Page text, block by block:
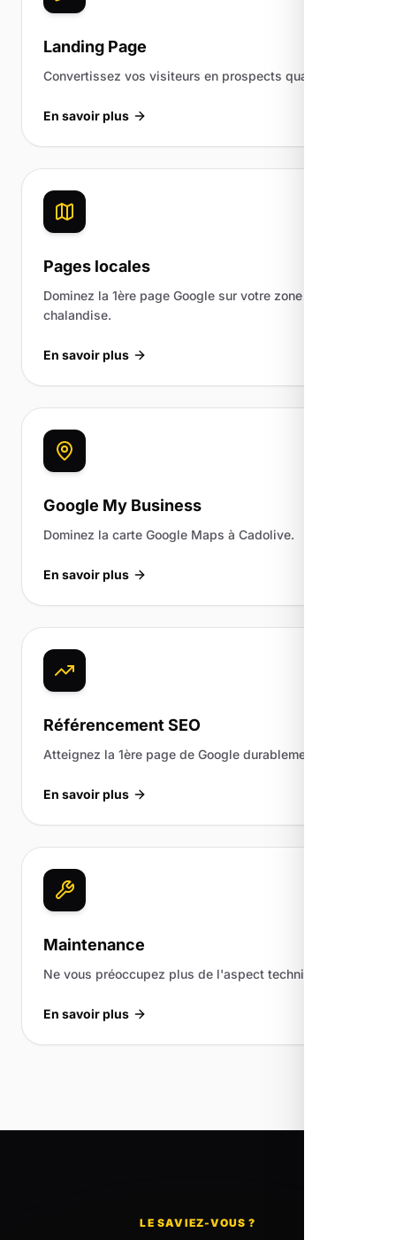
Landing Page
Convertissez vos visiteurs en prospects qualifiés.
En savoir plus
Pages locales
Dominez la 1ère page Google sur votre zone de
chalandise.
En savoir plus
Google My Business
Dominez la carte Google Maps à Cadolive.
En savoir plus
Référencement SEO
Atteignez la 1ère page de Google durablement.
En savoir plus
Maintenance
Ne vous préoccupez plus de l'aspect technique.
En savoir plus
LE SAVIEZ-VOUS ?